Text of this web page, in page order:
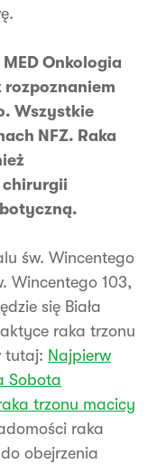
Onkologia
rozpoznaniem
Wszystkie
NFZ. Raka
chirurgii
św. Wincentego
Wincentego 103,
się Biała
raka trzonu
tutaj: Najpierw
Sobota
trzonu macicy
raka
obejrzenia